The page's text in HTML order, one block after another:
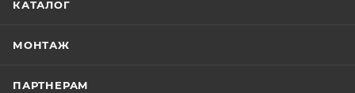
КАТАЛОГ
МОНТАЖ
ПАРТНЕРАМ